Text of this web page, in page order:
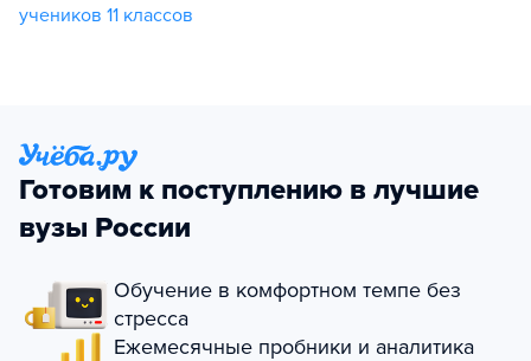
учеников 11 классов
Готовим к поступлению в лучшие
вузы России
Обучение в комфортном темпе без
стресса
Ежемесячные пробники и аналитика